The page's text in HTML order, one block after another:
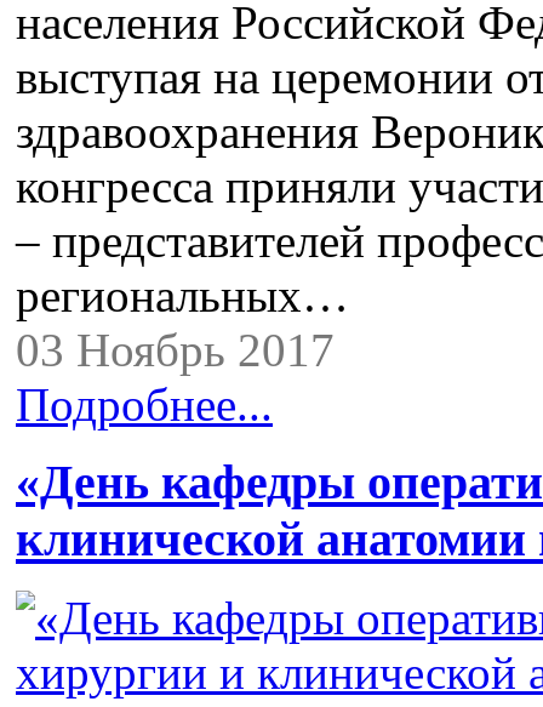
населения Российской
выступая на церемонии
здравоохранения
конгресса приняли
– представителей
региональных…
03 Ноябрь 2017
Подробнее...
«День кафедры
клинической